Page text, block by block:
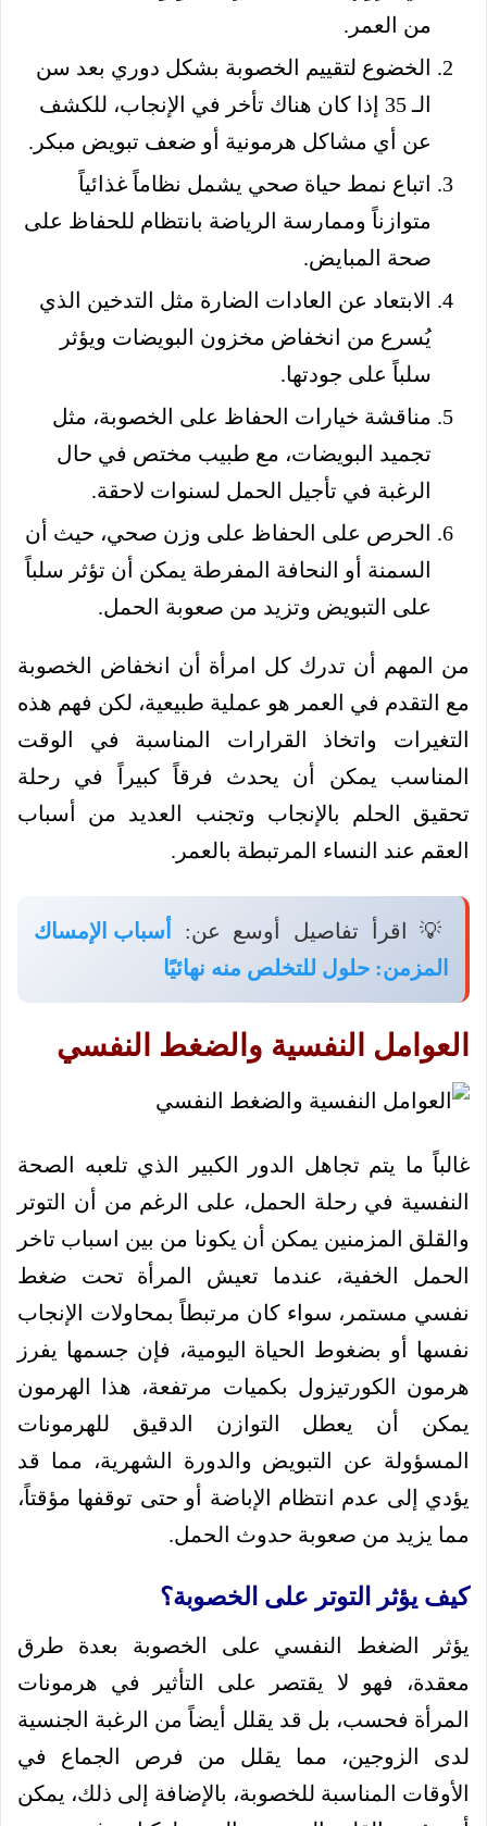
من العمر.
الخضوع لتقييم الخصوبة بشكل دوري بعد سن
الـ 35 إذا كان هناك تأخر في الإنجاب، للكشف
عن أي مشاكل هرمونية أو ضعف تبويض مبكر.
اتباع نمط حياة صحي يشمل نظاماً غذائياً
متوازناً وممارسة الرياضة بانتظام للحفاظ على
صحة المبايض.
الابتعاد عن العادات الضارة مثل التدخين الذي
يُسرع من انخفاض مخزون البويضات ويؤثر
سلباً على جودتها.
مناقشة خيارات الحفاظ على الخصوبة، مثل
تجميد البويضات، مع طبيب مختص في حال
الرغبة في تأجيل الحمل لسنوات لاحقة.
الحرص على الحفاظ على وزن صحي، حيث أن
السمنة أو النحافة المفرطة يمكن أن تؤثر سلباً
على التبويض وتزيد من صعوبة الحمل.
من المهم أن تدرك كل امرأة أن انخفاض الخصوبة
مع التقدم في العمر هو عملية طبيعية، لكن فهم هذه
التغيرات واتخاذ القرارات المناسبة في الوقت
المناسب يمكن أن يحدث فرقاً كبيراً في رحلة
تحقيق الحلم بالإنجاب وتجنب العديد من أسباب
العقم عند النساء المرتبطة بالعمر.
💡 اقرأ تفاصيل أوسع عن:
أسباب الإمساك
المزمن: حلول للتخلص منه نهائيًا
العوامل النفسية والضغط النفسي
غالباً ما يتم تجاهل الدور الكبير الذي تلعبه الصحة
النفسية في رحلة الحمل، على الرغم من أن التوتر
والقلق المزمنين يمكن أن يكونا من بين اسباب تاخر
الحمل الخفية، عندما تعيش المرأة تحت ضغط
نفسي مستمر، سواء كان مرتبطاً بمحاولات الإنجاب
نفسها أو بضغوط الحياة اليومية، فإن جسمها يفرز
هرمون الكورتيزول بكميات مرتفعة، هذا الهرمون
يمكن أن يعطل التوازن الدقيق للهرمونات
المسؤولة عن التبويض والدورة الشهرية، مما قد
يؤدي إلى عدم انتظام الإباضة أو حتى توقفها مؤقتاً،
مما يزيد من صعوبة حدوث الحمل.
كيف يؤثر التوتر على الخصوبة؟
يؤثر الضغط النفسي على الخصوبة بعدة طرق
معقدة، فهو لا يقتصر على التأثير في هرمونات
المرأة فحسب، بل قد يقلل أيضاً من الرغبة الجنسية
لدى الزوجين، مما يقلل من فرص الجماع في
الأوقات المناسبة للخصوبة، بالإضافة إلى ذلك، يمكن